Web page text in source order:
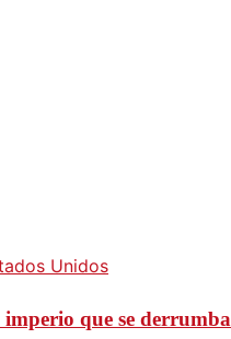
Unidos
que se derrumba